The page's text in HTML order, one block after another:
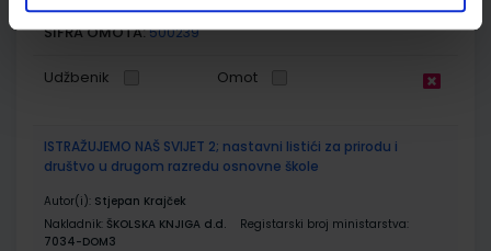
ŠIFRA OMOTA:500239
Udžbenik Omot
ISTRAŽUJEMO NAŠ SVIJET 2; nastavni listići za prirodu i
društvo u drugom razredu osnovne škole
Autor(i): Stjepan Krajček
Nakladnik: ŠKOLSKA KNJIGA d.d.
Registarski broj ministarstva:
7034-DOM3